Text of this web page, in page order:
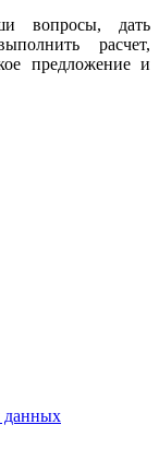
вопросы, дать
расчет,
предложение и
данных